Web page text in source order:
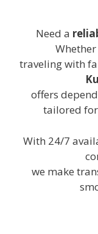
Need a
traveling with
offers
tailored
With 24/7
we make